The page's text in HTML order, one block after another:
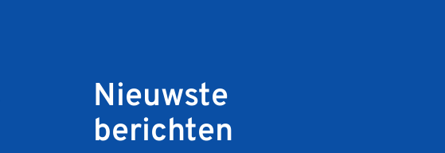
Nieuwste
berichten